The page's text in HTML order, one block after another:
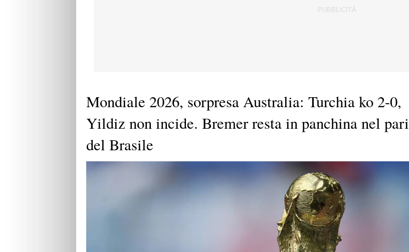
Mondiale 2026, sorpresa Australia: Turchia ko 2-0,
Yildiz non incide. Bremer resta in panchina nel pari
del Brasile